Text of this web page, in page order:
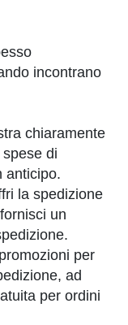
incontrano
chiaramente
di
anticipo.
la spedizione
un
per
ad
per ordini